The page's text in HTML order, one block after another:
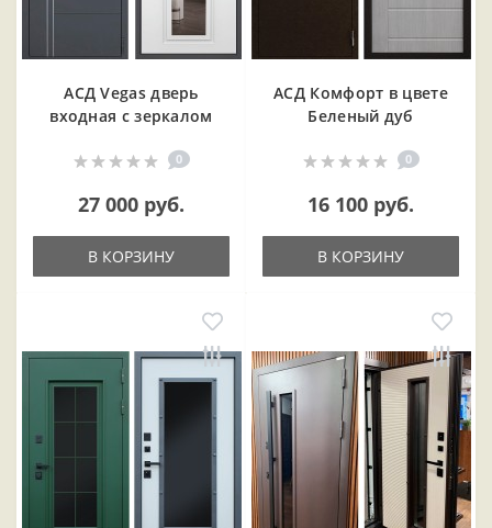
АСД Vegas дверь
входная с зеркалом
0
27 000 руб.
В КОРЗИНУ
АСД Комфорт в цвете
Беленый дуб
0
16 100 руб.
В КОРЗИНУ